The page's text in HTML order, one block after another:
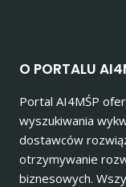
O PORTALU
Portal AI4MŚP
wyszukiwania
dostawców
otrzymywanie
biznesowych.